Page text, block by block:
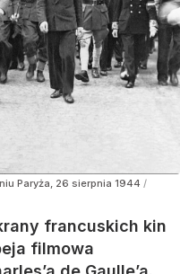
Paryża, 26 sierpnia 1944 /
francuskich kin
filmowa